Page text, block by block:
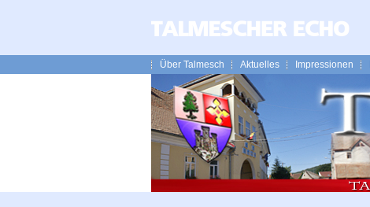
Über Talmesch Aktuelles Impressionen